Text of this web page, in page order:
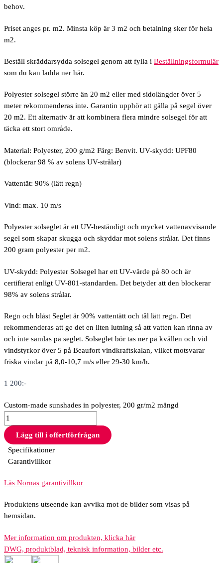
behov.
Priset anges pr. m2. Minsta köp är 3 m2 och betalning sker för hela
m2.
Beställ skräddarsydda solsegel genom att fylla i Beställningsformulär
som du kan ladda ner här.
Polyester solsegel större än 20 m2 eller med sidolängder över 5
meter rekommenderas inte. Garantin upphör att gälla på segel över
20 m2. Ett alternativ är att kombinera flera mindre solsegel för att
täcka ett stort område.
Material: Polyester, 200 g/m2 Färg: Benvit. UV-skydd: UPF80
(blockerar 98 % av solens UV-strålar)
Vattentät: 90% (lätt regn)
Vind: max. 10 m/s
Polyester solseglet är ett UV-beständigt och mycket vattenavvisande
segel som skapar skugga och skyddar mot solens strålar. Det finns
200 gram polyester per m2.
UV-skydd: Polyester Solsegel har ett UV-värde på 80 och är
certifierat enligt UV-801-standarden. Det betyder att den blockerar
98% av solens strålar.
Regn och blåst Seglet är 90% vattentätt och tål lätt regn. Det
rekommenderas att ge det en liten lutning så att vatten kan rinna av
och inte samlas på seglet. Solseglet bör tas ner på kvällen och vid
vindstyrkor över 5 på Beaufort vindkraftskalan, vilket motsvarar
friska vindar på 8,0-10,7 m/s eller 29-30 km/h.
1 200:-
Custom-made sunshades in polyester, 200 gr/m2 mängd
Lägg till i offertförfrågan
Specifikationer
Garantivillkor
Läs Nornas garantivillkor
Produktens utseende kan avvika mot de bilder som visas på
hemsidan.
Mer information om produkten, klicka här
DWG, produktblad, teknisk information, bilder etc.